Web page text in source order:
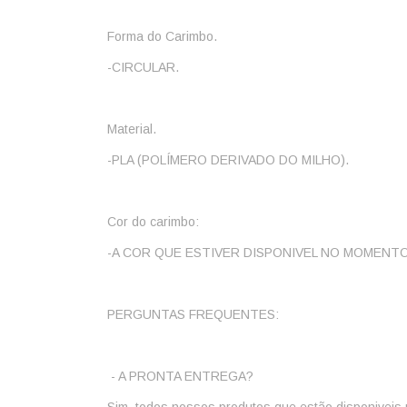
Forma do Carimbo.
-CIRCULAR.
Material.
-PLA (POLÍMERO DERIVADO DO MILHO).
Cor do carimbo:
-A COR QUE ESTIVER DISPONIVEL NO
PERGUNTAS FREQUENTES:
- A PRONTA ENTREGA?